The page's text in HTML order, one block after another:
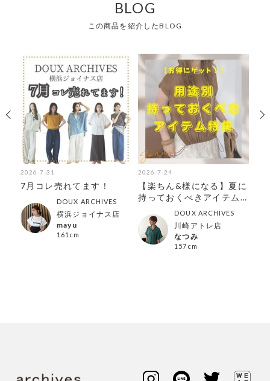
BLOG
この商品を紹介したBLOG
2026-7-31
7月コレ売れてます！
DOUX ARCHIVES
横浜ジョイナス店
mayu
161cm
2026-7-24
【楽ちん&様になる】夏に
持っておくべきアイテム
DOUX ARCHIVES
川崎アトレ店
なつみ
157cm